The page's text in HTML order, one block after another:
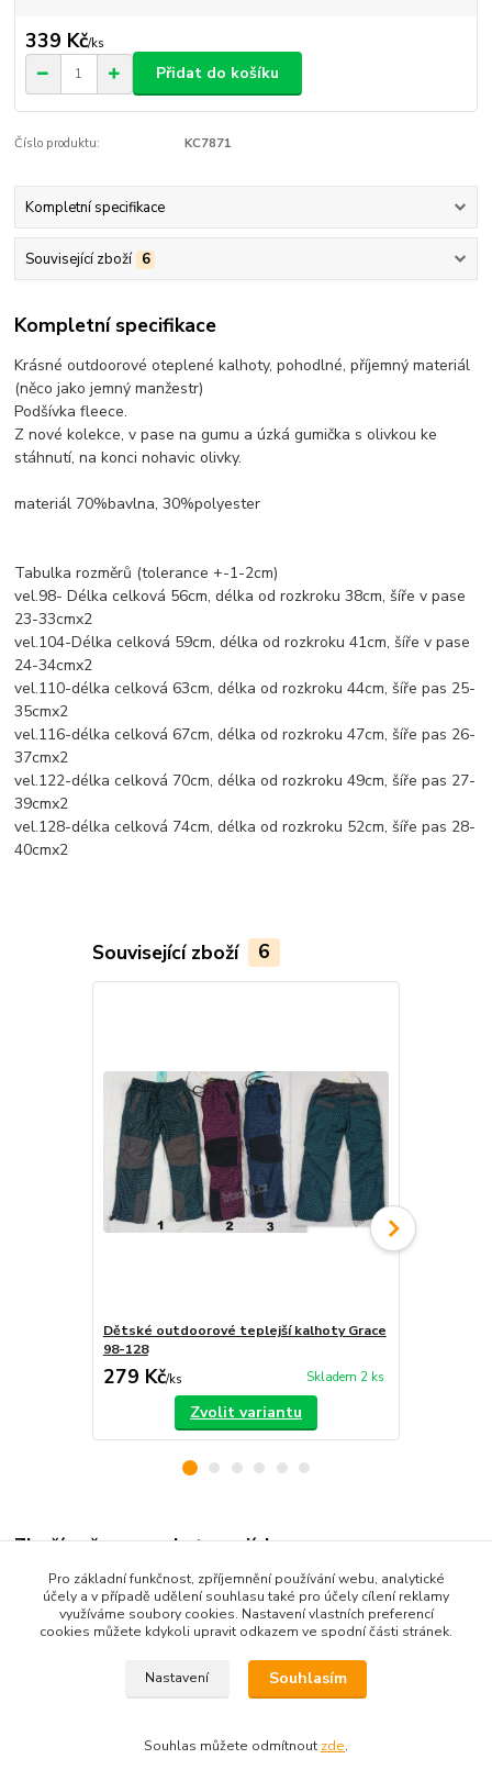
339 Kč/ks
Přidat do košíku
Číslo produktu: KC7871
Kompletní specifikace
Související zboží 6
Kompletní specifikace
Krásné outdoorové oteplené kalhoty, pohodlné, příjemný materiál
(něco jako jemný manžestr)
Podšívka fleece.
Z nové kolekce, v pase na gumu a úzká gumička s olivkou ke
stáhnutí, na konci nohavic olivky.
materiál 70%bavlna, 30%polyester
Tabulka rozměrů (tolerance +-1-2cm)
vel.98- Délka celková 56cm, délka od rozkroku 38cm, šíře v pase
23-33cmx2
vel.104-Délka celková 59cm, délka od rozkroku 41cm, šíře v pase
24-34cmx2
vel.110-délka celková 63cm, délka od rozkroku 44cm, šíře pas 25-
35cmx2
vel.116-délka celková 67cm, délka od rozkroku 47cm, šíře pas 26-
37cmx2
vel.122-délka celková 70cm, délka od rozkroku 49cm, šíře pas 27-
39cmx2
vel.128-délka celková 74cm, délka od rozkroku 52cm, šíře pas 28-
40cmx2
Související zboží 6
Dětské outdoorové teplejší kalhoty Grace
98-128
279 Kč/ks Skladem 2 ks
Zvolit variantu
Zboží zařazeno v kategoriích
Dětské oblečení
Dětské kalhoty
Pro základní funkčnost, zpříjemnění používání webu, analytické
účely a v případě udělení souhlasu také pro účely cílení reklamy
využíváme soubory cookies. Nastavení vlastních preferencí
cookies můžete kdykoli upravit odkazem ve spodní části stránek.
Nastavení Souhlasím
Souhlas můžete odmítnout zde.